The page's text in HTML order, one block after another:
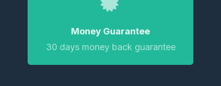
Money Guarantee
30 days money back guarantee